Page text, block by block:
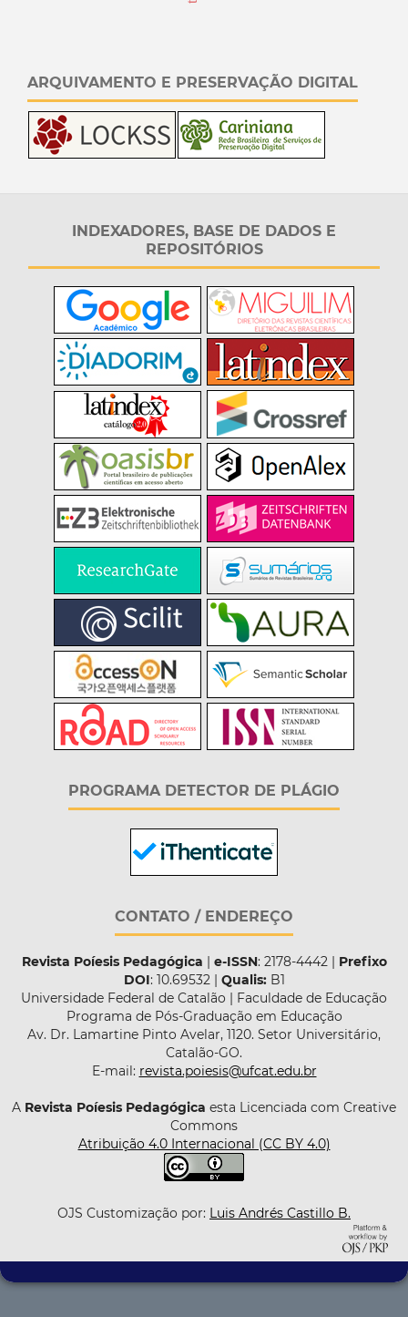
ARQUIVAMENTO E PRESERVAÇÃO DIGITAL
INDEXADORES, BASE DE DADOS E
REPOSITÓRIOS
PROGRAMA DETECTOR DE PLÁGIO
CONTATO / ENDEREÇO
Revista Poíesis Pedagógica | e-ISSN: 2178-4442 | Prefixo
DOI: 10.69532 | Qualis:B1
Universidade Federal de Catalão | Faculdade de Educação
Programa de Pós-Graduação em Educação
Av. Dr. Lamartine Pinto Avelar, 1120. Setor Universitário,
Catalão-GO.
E-mail: revista.poiesis@ufcat.edu.br
A Revista Poíesis Pedagógica esta Licenciada com Creative
Commons
Atribuição 4.0 Internacional (CC BY 4.0)
OJS Customização por: Luis Andrés Castillo B.